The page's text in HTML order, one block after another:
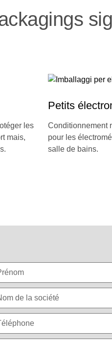
les
mais,
Petits
Conditionnement
pour les
salle de bains.